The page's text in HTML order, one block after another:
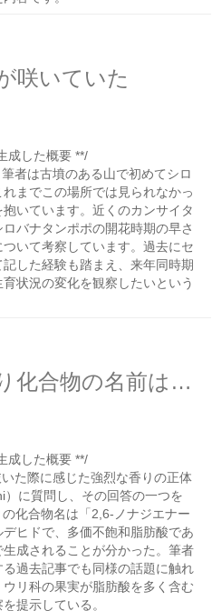
咲いていた
成した概要 **/
者は古墳のある山で初めてシロ
までこの場所では見られなかっ
いています。近くのカンサイタ
バナタンポポの開花時期の早さ
いて考察しています。過去にセ
した経験も踏まえ、来年同時期
状況の変化を観察したいという
キュウリグサの香り化合物の名前は何？
成した概要 **/
た際に感じた強烈な香りの正体
に質問し、その回答の一つを
化合物名は「2,6-ノナジエナー
ヒドで、多価不飽和脂肪酸であ
成されることが分かった。筆者
過去記事でも同様の話題に触れ
リ科の果実が脂肪酸を多く含む
提示している。